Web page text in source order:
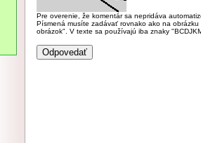
Pre overenie, že komentár sa nepridáva
Písmená musíte zadávať rovnako ako na
obrázok". V texte sa používajú iba znaky